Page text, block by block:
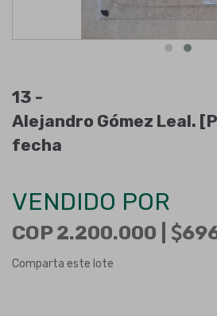
13 -
Alejandro Gómez Leal.
fecha
VENDIDO POR
COP 2.200.000 |
Comparta este lote